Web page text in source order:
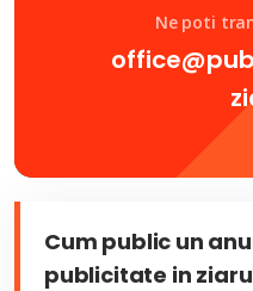
Ne poti
Cum public un
publicitate in